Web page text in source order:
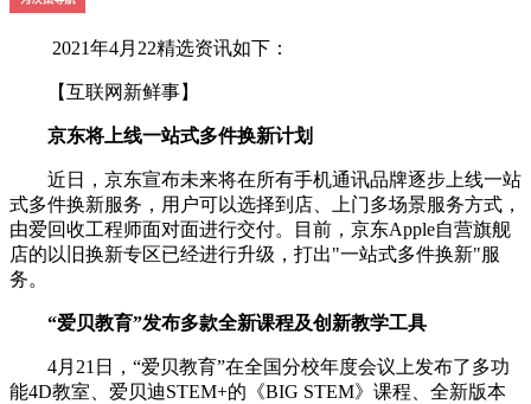
2021年4月22精选资讯如下：
【互联网新鲜事】
京东将上线一站式多件换新计划
近日，京东宣布未来将在所有手机通讯品牌逐步上线一站
式多件换新服务，用户可以选择到店、上门多场景服务方式，
由爱回收工程师面对面进行交付。目前，京东Apple自营旗舰
店的以旧换新专区已经进行升级，打出"一站式多件换新"服
务。
“爱贝教育”发布多款全新课程及创新教学工具
4月21日，“爱贝教育”在全国分校年度会议上发布了多功
能4D教室、爱贝迪STEM+的《BIG STEM》课程、全新版本